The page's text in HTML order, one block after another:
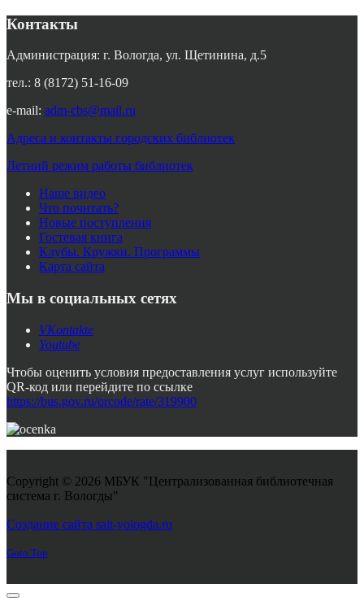
Контакты
Администрация: г. Вологда, ул. Щетинина, д.5
тел.: 8 (8172) 51-16-09
e-mail: adm-cbs@mail.ru
Адреса и контакты городских библиотек
Летний режим работы библиотек
Наше видео
Что почитать?
Новые поступления
Гостевая книга
Клубы. Кружки. Программы
Карта сайта
Мы в социальных сетях
VKontakte
Youtube
Чтобы оценить условия предоставления услуг используйте
QR-код или перейдите по ссылке
https://bus.gov.ru/qrcode/rate/319900
Copyright © 2026 МБУК "Централизованная библиотечная
система г. Вологды"
Создание сайта sait-vologda.ru
Goto Top